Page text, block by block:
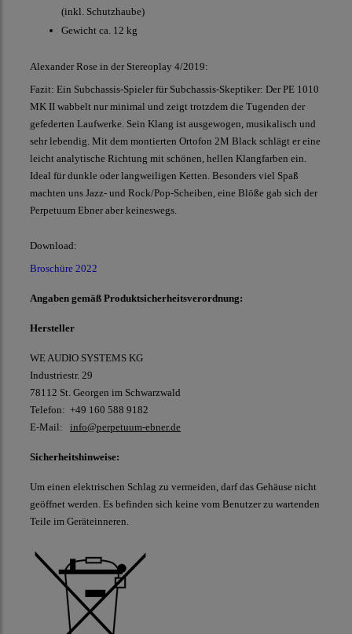
(inkl. Schutzhaube)
Gewicht ca. 12 kg
Alexander Rose in der Stereoplay 4/2019:
Fazit: Ein Subchassis-Spieler für Subchassis-Skeptiker: Der PE 1010
MK II wabbelt nur minimal und zeigt trotzdem die Tugenden der
gefederten Laufwerke. Sein Klang ist ausgewogen, musikalisch und
sehr lebendig. Mit dem montierten Ortofon 2M Black schlägt er eine
leicht analytische Richtung mit schönen, hellen Klangfarben ein.
Ideal für dunkle oder langweiligen Ketten. Besonders viel Spaß
machten uns Jazz- und Rock/Pop-Scheiben, eine Blöße gab sich der
Perpetuum Ebner aber keineswegs.
Download:
Broschüre 2022
Angaben gemäß Produktsicherheitsverordnung:
Hersteller
WE AUDIO SYSTEMS KG
Industriestr. 29
78112 St. Georgen im Schwarzwald
Telefon: +49 160 588 9182
E-Mail: info@perpetuum-ebner.de
Sicherheitshinweise:
Um einen elektrischen Schlag zu vermeiden, darf das Gehäuse nicht
geöffnet werden. Es befinden sich keine vom Benutzer zu wartenden
Teile im Geräteinneren.